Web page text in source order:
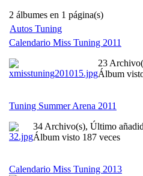
2 álbumes en 1 página(s)
Autos Tuning
Calendario Miss Tuning 2011
23
Álbum
Tuning Summer Arena 2011
34 Archivo(s), Último
Álbum visto 187 veces
Calendario Miss Tuning 2013